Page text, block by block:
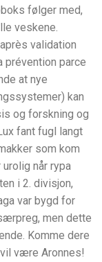
følger med,
veskene.
validation
prévention parce
at nye
kan
og forskning og
fant fugl langt
som kom
når rypa
i 2. divisjon,
var bygd for
men dette
Komme dere
være Aronnes!